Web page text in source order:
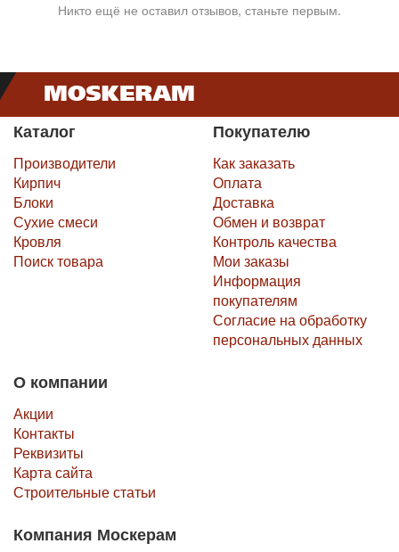
Никто ещё не оставил отзывов, станьте первым.
Каталог
Производители
Кирпич
Блоки
Сухие смеси
Кровля
Поиск товара
Покупателю
Как заказать
Оплата
Доставка
Обмен и возврат
Контроль качества
Мои заказы
Информация
покупателям
Согласие на обработку
персональных данных
О компании
Акции
Контакты
Реквизиты
Карта сайта
Строительные статьи
Компания Москерам